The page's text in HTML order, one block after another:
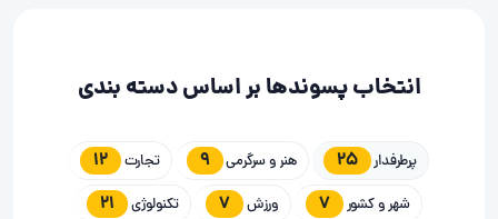
انتخاب پسوندها بر اساس دسته بندی
پرطرفدار 25 هنر و سرگرمی 9 تجارت 12
شهر و کشور 7 ورزش 7 تکنولوژی 21